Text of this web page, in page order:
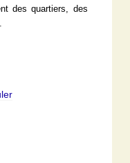
des quartiers, des